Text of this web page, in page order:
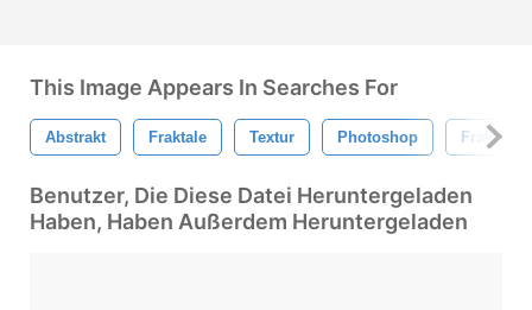
This Image Appears In Searches For
Abstrakt Fraktale Textur Photoshop Fraktal
Benutzer, Die Diese Datei Heruntergeladen
Haben, Haben Außerdem Heruntergeladen